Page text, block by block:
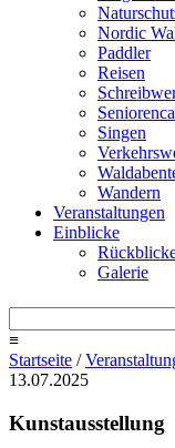
Nordic
Paddler
Reisen
Singen
Wandern
Veranstaltungen
Einblicke
Galerie
≡
Startseite /
13.07.2025
Kunstausstellung